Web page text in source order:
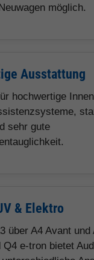
möglich.
Ausstattung
hochwertige
sehr gute
& Elektro
über A4 Avant und
Q4 e-tron bietet